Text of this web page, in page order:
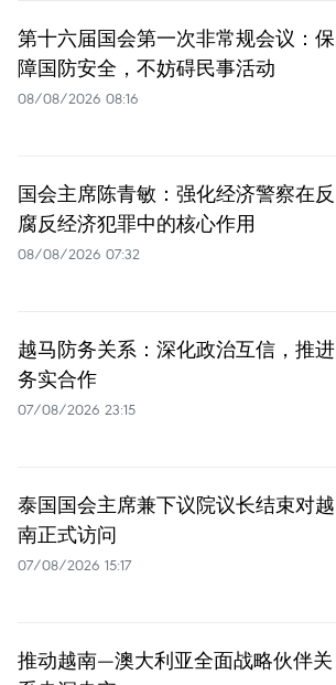
第十六届国会第一次非常规会议：保
障国防安全，不妨碍民事活动
08/08/2026 08:16
国会主席陈青敏：强化经济警察在反
腐反经济犯罪中的核心作用
08/08/2026 07:32
越马防务关系：深化政治互信，推进
务实合作
07/08/2026 23:15
泰国国会主席兼下议院议长结束对越
南正式访问
07/08/2026 15:17
推动越南—澳大利亚全面战略伙伴关